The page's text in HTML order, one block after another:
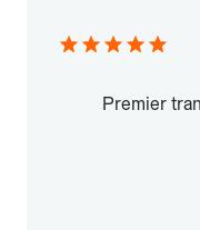
Premier